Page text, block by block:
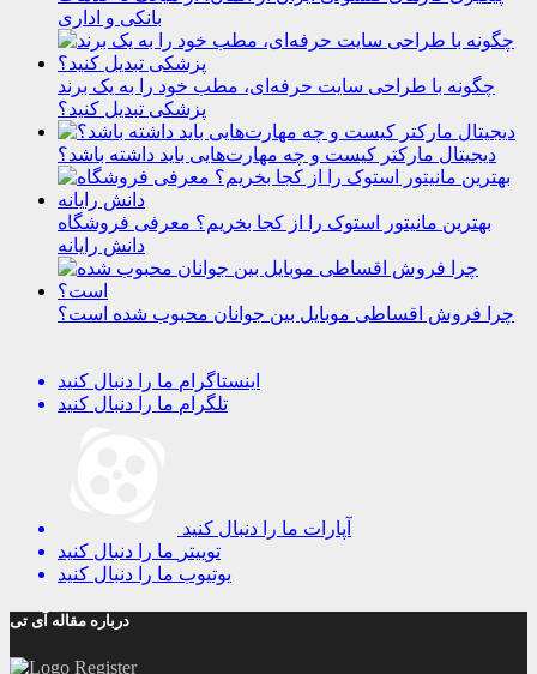
بانکی و اداری
چگونه با طراحی سایت حرفه‌ای، مطب خود را به یک برند
پزشکی تبدیل کنید؟
دیجیتال مارکتر کیست و چه مهارت‌هایی باید داشته باشد؟
بهترین مانیتور استوک را از کجا بخریم؟ معرفی فروشگاه
دانش رایانه
چرا فروش اقساطی موبایل بین جوانان محبوب شده است؟
اینستاگرام ما را دنبال کنید
تلگرام ما را دنبال کنید
آپارات ما را دنبال کنید
توییتر ما را دنبال کنید
یوتیوب ما را دنبال کنید
درباره مقاله آی تی